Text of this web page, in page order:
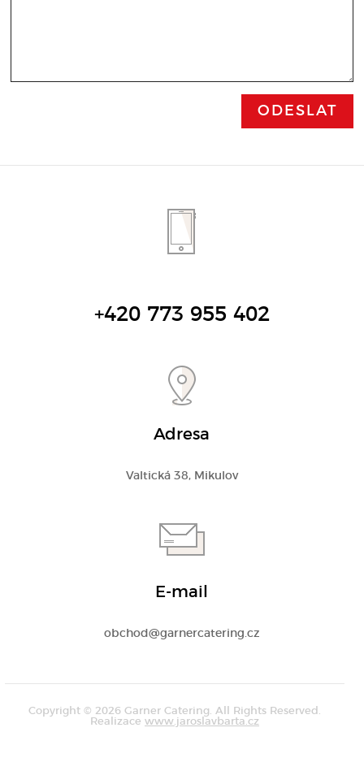
+420 773 955 402
Adresa
Valtická 38, Mikulov
E-mail
obchod@garnercatering.cz
Copyright © 2026 Garner Catering. All Rights Reserved.
Realizacewww.jaroslavbarta.cz